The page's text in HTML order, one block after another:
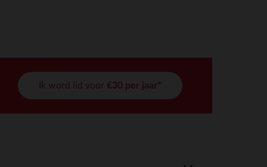
Ik word lid voor €30 per jaar*